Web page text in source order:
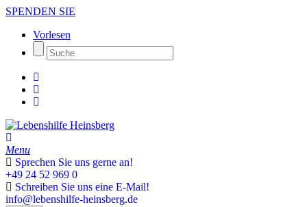
SPENDEN SIE
Vorlesen
Menu
Sprechen Sie uns gerne an!
+49 24 52 969 0
Schreiben Sie uns eine E-Mail!
info@lebenshilfe-heinsberg.de